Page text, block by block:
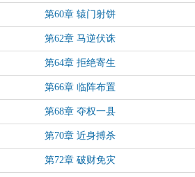
第60章 辕门射饼
第62章 马逆伏诛
第64章 拒绝寄生
第66章 临阵布置
第68章 夺权一县
第70章 近身搏杀
第72章 破财免灾